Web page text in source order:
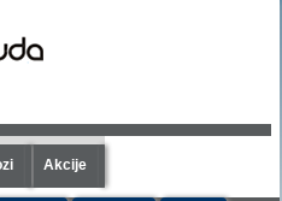
Akcije